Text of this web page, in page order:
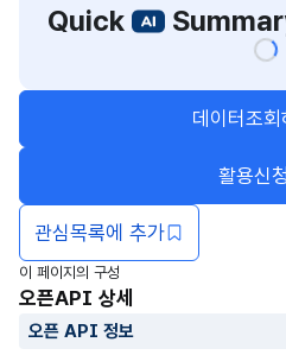
Quick
관심목록에 추가
데이터조회
활용신청
이 페이지의 구성
오픈API 상세
오픈 API 정보